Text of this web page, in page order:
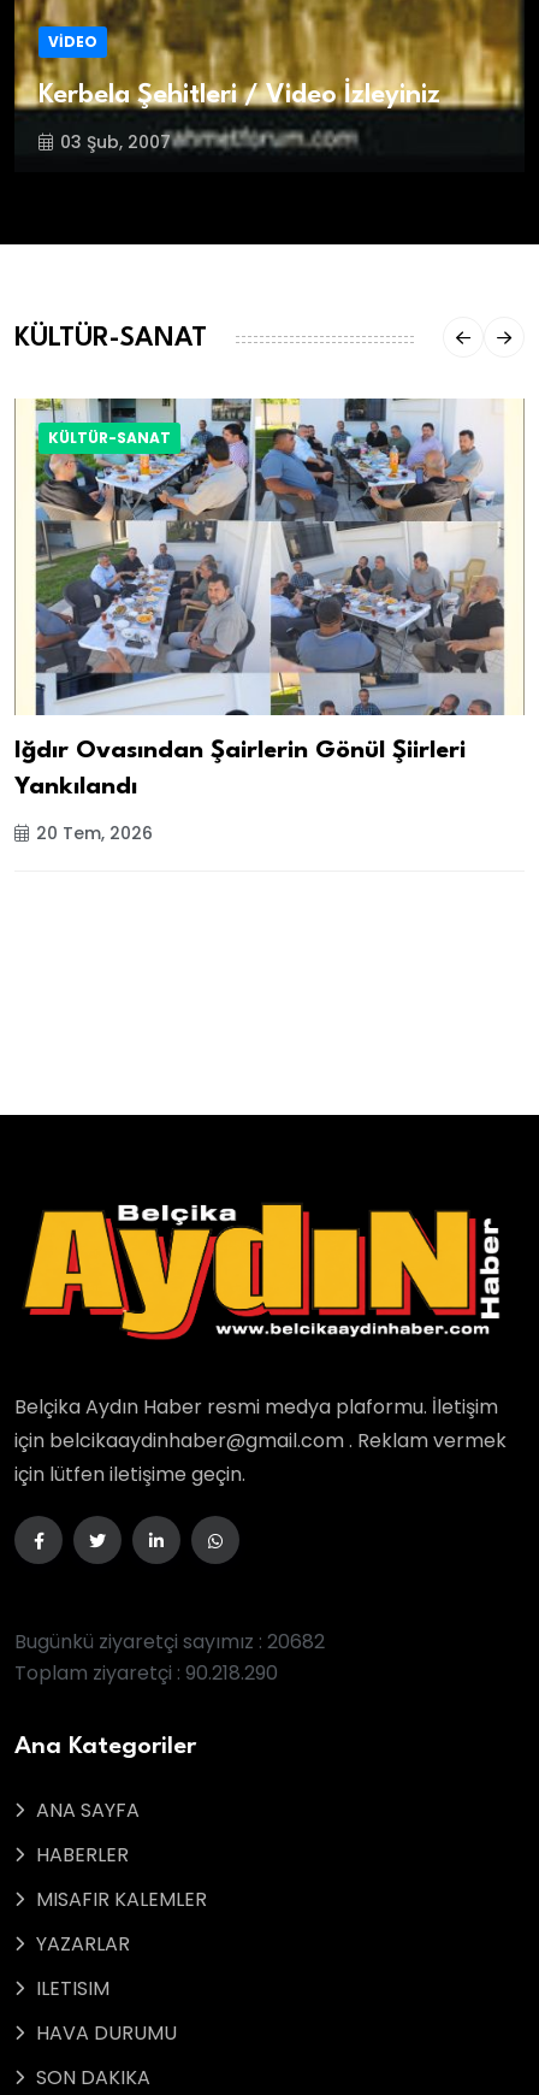
VİDEO
Kerbela Şehitleri / Video İzleyiniz
03 Şub, 2007
KÜLTÜR-SANAT
KÜLTÜR-SANAT
Iğdır Ovasından Şairlerin Gönül Şiirleri
Yankılandı
20 Tem, 2026
Belçika Aydın Haber resmi medya plaformu. İletişim
için belcikaaydinhaber@gmail.com . Reklam vermek
için lütfen iletişime geçin.
Bugünkü ziyaretçi sayımız : 20682
Toplam ziyaretçi : 90.218.290
Ana Kategoriler
ANA SAYFA
HABERLER
MISAFIR KALEMLER
YAZARLAR
ILETISIM
HAVA DURUMU
SON DAKIKA